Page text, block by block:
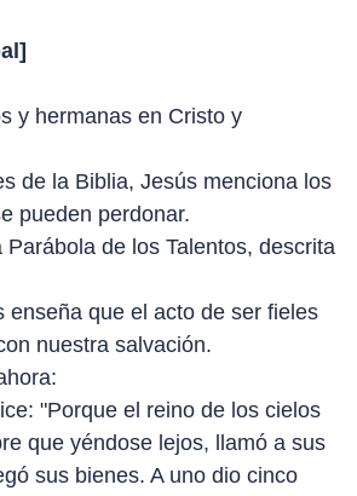
y hermanas en Cristo y
de la Biblia, Jesús menciona los
pueden perdonar.
Parábola de los Talentos, descrita
enseña que el acto de ser fieles
nuestra salvación.
"Porque el reino de los cielos
que yéndose lejos, llamó a sus
sus bienes. A uno dio cinco